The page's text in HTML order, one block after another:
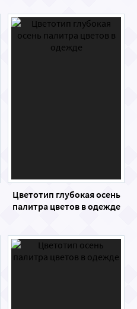
Цветотип глубокая осень
палитра цветов в одежде